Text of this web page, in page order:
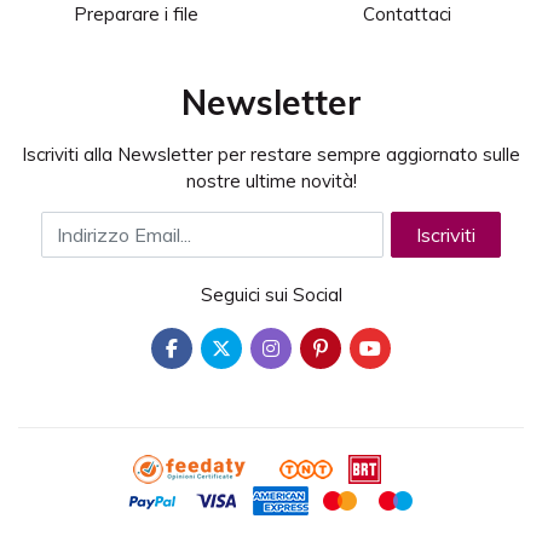
Preparare i file
Contattaci
Newsletter
Iscriviti alla Newsletter per restare sempre aggiornato sulle
nostre ultime novità!
Indirizzo Email Iscriviti
Seguici sui Social